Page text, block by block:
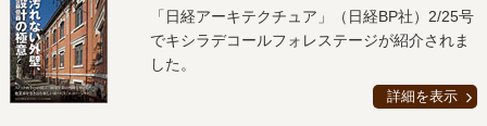
「日経アーキテクチュア」（日経BP社）2/25号
でキシラデコールフォレステージが紹介されま
した。
詳細を表示